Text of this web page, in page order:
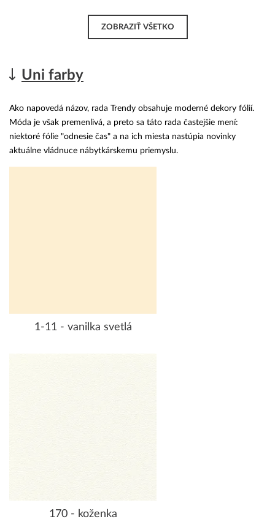
ZOBRAZIŤ VŠETKO
Uni farby
Ako napovedá názov, rada Trendy obsahuje moderné dekory fólií.
Móda je však premenlivá, a preto sa táto rada častejšie mení:
niektoré fólie "odnesie čas" a na ich miesta nastúpia novinky
aktuálne vládnuce nábytkárskemu priemyslu.
1-11 - vanilka svetlá
170 - koženka